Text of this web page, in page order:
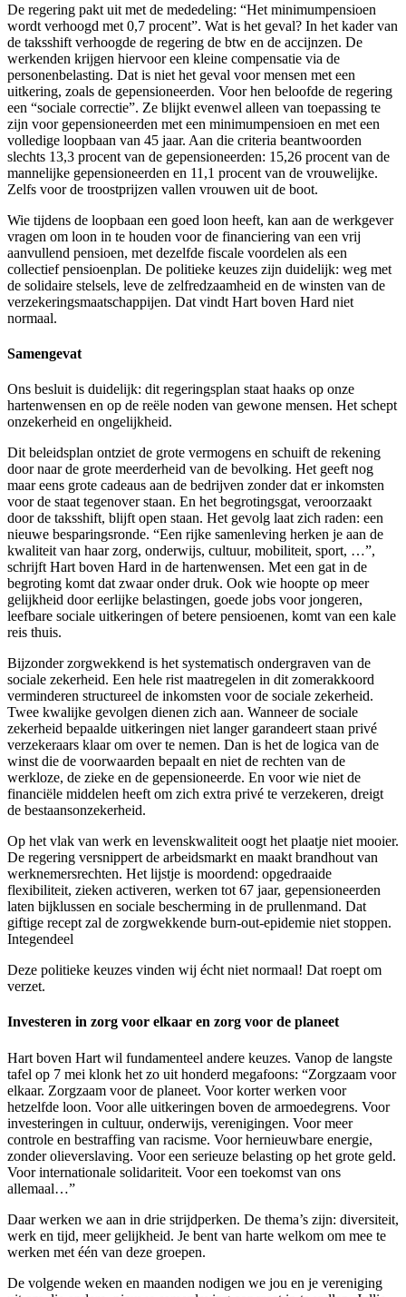
De regering pakt uit met de mededeling: “Het minimumpensioen
wordt verhoogd met 0,7 procent”. Wat is het geval? In het kader van
de taksshift verhoogde de regering de btw en de accijnzen. De
werkenden krijgen hiervoor een kleine compensatie via de
personenbelasting. Dat is niet het geval voor mensen met een
uitkering, zoals de gepensioneerden. Voor hen beloofde de regering
een “sociale correctie”. Ze blijkt evenwel alleen van toepassing te
zijn voor gepensioneerden met een minimumpensioen en met een
volledige loopbaan van 45 jaar. Aan die criteria beantwoorden
slechts 13,3 procent van de gepensioneerden: 15,26 procent van de
mannelijke gepensioneerden en 11,1 procent van de vrouwelijke.
Zelfs voor de troostprijzen vallen vrouwen uit de boot.
Wie tijdens de loopbaan een goed loon heeft, kan aan de werkgever
vragen om loon in te houden voor de financiering van een vrij
aanvullend pensioen, met dezelfde fiscale voordelen als een
collectief pensioenplan. De politieke keuzes zijn duidelijk: weg met
de solidaire stelsels, leve de zelfredzaamheid en de winsten van de
verzekeringsmaatschappijen. Dat vindt Hart boven Hard niet
normaal.
Samengevat
Ons besluit is duidelijk: dit regeringsplan staat haaks op onze
hartenwensen en op de reële noden van gewone mensen. Het schept
onzekerheid en ongelijkheid.
Dit beleidsplan ontziet de grote vermogens en schuift de rekening
door naar de grote meerderheid van de bevolking. Het geeft nog
maar eens grote cadeaus aan de bedrijven zonder dat er inkomsten
voor de staat tegenover staan. En het begrotingsgat, veroorzaakt
door de taksshift, blijft open staan. Het gevolg laat zich raden: een
nieuwe besparingsronde. “Een rijke samenleving herken je aan de
kwaliteit van haar zorg, onderwijs, cultuur, mobiliteit, sport, …”,
schrijft Hart boven Hard in de hartenwensen. Met een gat in de
begroting komt dat zwaar onder druk. Ook wie hoopte op meer
gelijkheid door eerlijke belastingen, goede jobs voor jongeren,
leefbare sociale uitkeringen of betere pensioenen, komt van een kale
reis thuis.
Bijzonder zorgwekkend is het systematisch ondergraven van de
sociale zekerheid. Een hele rist maatregelen in dit zomerakkoord
verminderen structureel de inkomsten voor de sociale zekerheid.
Twee kwalijke gevolgen dienen zich aan. Wanneer de sociale
zekerheid bepaalde uitkeringen niet langer garandeert staan privé
verzekeraars klaar om over te nemen. Dan is het de logica van de
winst die de voorwaarden bepaalt en niet de rechten van de
werkloze, de zieke en de gepensioneerde. En voor wie niet de
financiële middelen heeft om zich extra privé te verzekeren, dreigt
de bestaansonzekerheid.
Op het vlak van werk en levenskwaliteit oogt het plaatje niet mooier.
De regering versnippert de arbeidsmarkt en maakt brandhout van
werknemersrechten. Het lijstje is moordend: opgedraaide
flexibiliteit, zieken activeren, werken tot 67 jaar, gepensioneerden
laten bijklussen en sociale bescherming in de prullenmand. Dat
giftige recept zal de zorgwekkende burn-out-epidemie niet stoppen.
Integendeel
Deze politieke keuzes vinden wij écht niet normaal! Dat roept om
verzet.
Investeren in zorg voor elkaar en zorg voor de planeet
Hart boven Hart wil fundamenteel andere keuzes. Vanop de langste
tafel op 7 mei klonk het zo uit honderd megafoons: “Zorgzaam voor
elkaar. Zorgzaam voor de planeet. Voor korter werken voor
hetzelfde loon. Voor alle uitkeringen boven de armoedegrens. Voor
investeringen in cultuur, onderwijs, verenigingen. Voor meer
controle en bestraffing van racisme. Voor hernieuwbare energie,
zonder olieverslaving. Voor een serieuze belasting op het grote geld.
Voor internationale solidariteit. Voor een toekomst van ons
allemaal…”
Daar werken we aan in drie strijdperken. De thema’s zijn: diversiteit,
werk en tijd, meer gelijkheid. Je bent van harte welkom om mee te
werken met één van deze groepen.
De volgende weken en maanden nodigen we jou en je vereniging